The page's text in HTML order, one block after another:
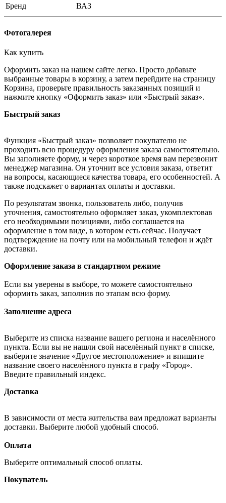
Бренд
ВАЗ
Фотогалерея
Как купить
Оформить заказ на нашем сайте легко. Просто добавьте
выбранные товары в корзину, а затем перейдите на страницу
Корзина, проверьте правильность заказанных позиций и
нажмите кнопку «Оформить заказ» или «Быстрый заказ».
Быстрый заказ
Функция «Быстрый заказ» позволяет покупателю не
проходить всю процедуру оформления заказа самостоятельно.
Вы заполняете форму, и через короткое время вам перезвонит
менеджер магазина. Он уточнит все условия заказа, ответит
на вопросы, касающиеся качества товара, его особенностей. А
также подскажет о вариантах оплаты и доставки.
По результатам звонка, пользователь либо, получив
уточнения, самостоятельно оформляет заказ, укомплектовав
его необходимыми позициями, либо соглашается на
оформление в том виде, в котором есть сейчас. Получает
подтверждение на почту или на мобильный телефон и ждёт
доставки.
Оформление заказа в стандартном режиме
Если вы уверены в выборе, то можете самостоятельно
оформить заказ, заполнив по этапам всю форму.
Заполнение адреса
Выберите из списка название вашего региона и населённого
пункта. Если вы не нашли свой населённый пункт в списке,
выберите значение «Другое местоположение» и впишите
название своего населённого пункта в графу «Город».
Введите правильный индекс.
Доставка
В зависимости от места жительства вам предложат варианты
доставки. Выберите любой удобный способ.
Оплата
Выберите оптимальный способ оплаты.
Покупатель